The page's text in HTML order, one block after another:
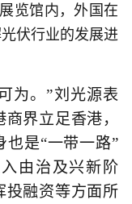
览馆内，外国在
伏行业的发展进
为。”刘光源表
界立足香港，
也是“一带一路”
由治及兴新阶
投融资等方面所